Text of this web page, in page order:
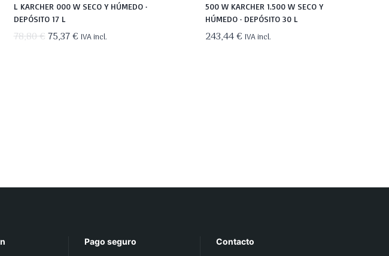
L KARCHER 000 W SECO Y HÚMEDO ·
DEPÓSITO 17 L
78,80€El
75,37€ElIVA incl.
500 W KARCHER 1.500 W SECO Y
HÚMEDO · DEPÓSITO 30 L
243,44€IVA incl.
Pago seguro Contacto